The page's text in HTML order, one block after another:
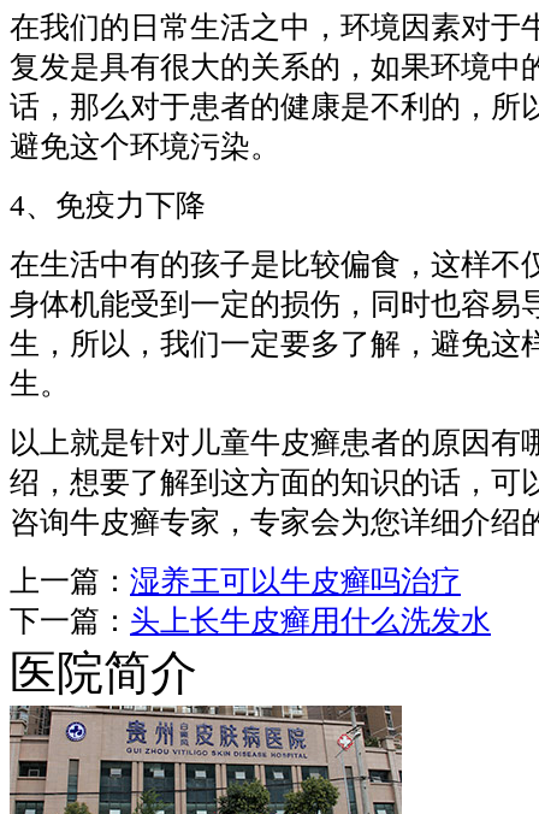
在我们的日常生活之中，环境因素对于
复发是具有很大的关系的，如果环境中
话，那么对于患者的健康是不利的，所
避免这个环境污染。
4、免疫力下降
在生活中有的孩子是比较偏食，这样不
身体机能受到一定的损伤，同时也容易
生，所以，我们一定要多了解，避免这
生。
以上就是针对儿童牛皮癣患者的原因有
绍，想要了解到这方面的知识的话，可
咨询牛皮癣专家，专家会为您详细介绍
上一篇： 湿养王可以牛皮癣吗治疗
下一篇： 头上长牛皮癣用什么洗发水
医院简介